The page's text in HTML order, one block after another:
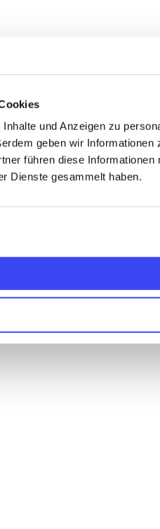
und Anzeigen zu
geben wir
führen diese
Dienste gesammelt haben.